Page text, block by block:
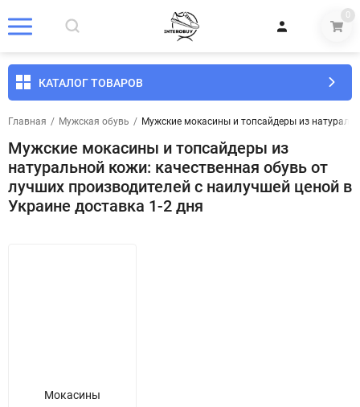
0
КАТАЛОГ ТОВАРОВ
Главная / Мужская обувь / Мужские мокасины и топсайдеры из
Мужские мокасины и топсайдеры из
натуральной кожи: качественная обувь от
лучших производителей с наилучшей ценой в
Украине доставка 1-2 дня
Мокасины